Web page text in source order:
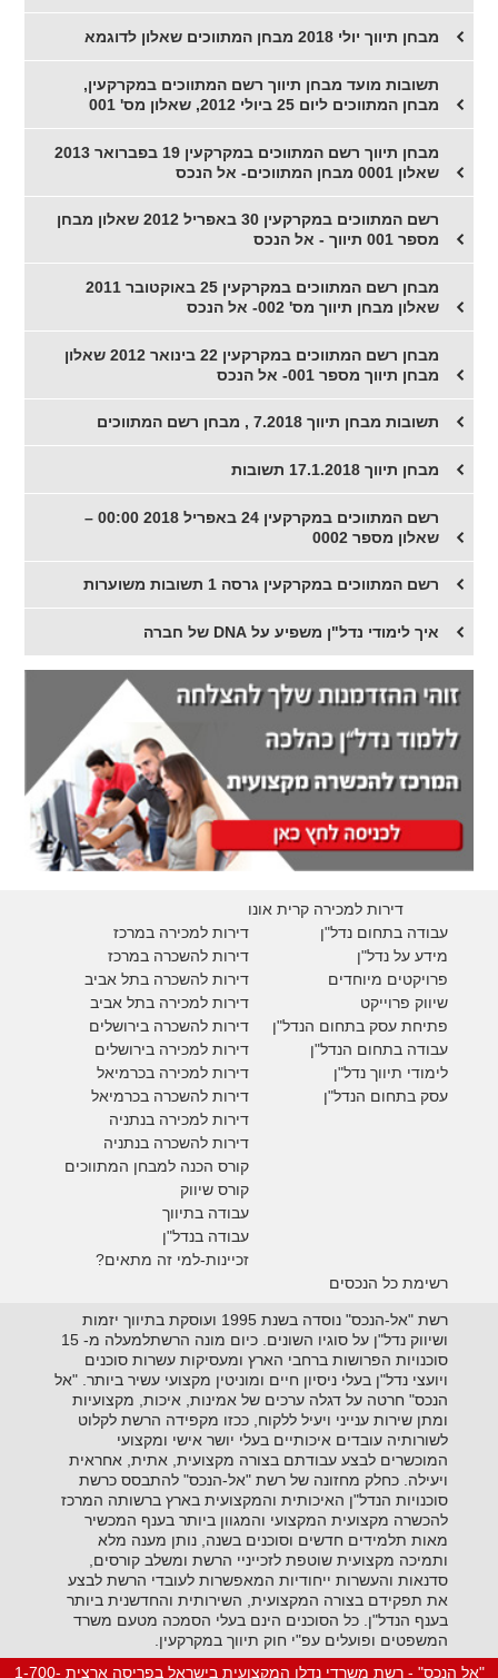
מבחן תיווך יולי 2018 מבחן המתווכים שאלון לדוגמא
תשובות מועד מבחן תיווך רשם המתווכים במקרקעין,
מבחן המתווכים ליום 25 ביולי 2012, שאלון מס' 001
מבחן תיווך רשם המתווכים במקרקעין 19 בפברואר 2013
שאלון 0001 מבחן המתווכים- אל הנכס
רשם המתווכים במקרקעין 30 באפריל 2012 שאלון מבחן
מספר 001 תיווך - אל הנכס
מבחן רשם המתווכים במקרקעין 25 באוקטובר 2011
שאלון מבחן תיווך מס' 002- אל הנכס
מבחן רשם המתווכים במקרקעין 22 בינואר 2012 שאלון
מבחן תיווך מספר 001- אל הנכס
תשובות מבחן תיווך 7.2018 , מבחן רשם המתווכים
מבחן תיווך 17.1.2018 תשובות
רשם המתווכים במקרקעין 24 באפריל 2018 00:00 –
שאלון מספר 0002
רשם המתווכים במקרקעין גרסה 1 תשובות משוערות
איך לימודי נדל"ן משפיע על DNA של חברה
דירות למכירה קרית אונו
דירות למכירה במרכז
דירות להשכרה במרכז
דירות להשכרה בתל אביב
דירות למכירה בתל אביב
דירות להשכרה בירושלים
דירות למכירה בירושלים
דירות למכירה בכרמיאל
דירות להשכרה בכרמיאל
דירות למכירה בנתניה
דירות להשכרה בנתניה
קורס הכנה למבחן המתווכים
קורס שיווק
עבודה בתיווך
עבודה בנדל"ן
זכיינות-למי זה מתאים?
עבודה בתחום נדל"ן
מידע על נדל"ן
פרויקטים מיוחדים
שיווק פרוייקט
פתיחת עסק בתחום הנדל"ן
עבודה בתחום הנדל"ן
לימודי תיווך נדל"ן
עסק בתחום הנדל"ן
רשימת כל הנכסים
רשת "אל-הנכס" נוסדה בשנת 1995 ועוסקת בתיווך יזמות
ושיווק נדל"ן על סוגיו השונים. כיום מונה הרשתלמעלה מ- 15
סוכנויות הפרושות ברחבי הארץ ומעסיקות עשרות סוכנים
ויועצי נדל"ן בעלי ניסיון חיים ומוניטין מקצועי עשיר ביותר. "אל
הנכס" חרטה על דגלה ערכים של אמינות, איכות, מקצועיות
ומתן שירות ענייני ויעיל ללקוח, ככזו מקפידה הרשת לקלוט
לשורותיה עובדים איכותיים בעלי יושר אישי ומקצועי
המוכשרים לבצע עבודתם בצורה מקצועית, אתית, אחראית
ויעילה. כחלק מחזונה של רשת "אל-הנכס" להתבסס כרשת
סוכנויות הנדל"ן האיכותית והמקצועית בארץ ברשותה המרכז
להכשרה מקצועית המקצועי והמגוון ביותר בענף המכשיר
מאות תלמידים חדשים וסוכנים בשנה, נותן מענה מלא
ותמיכה מקצועית שוטפת לזכייניי הרשת ומשלב קורסים,
סדנאות והעשרות ייחודיות המאפשרות לעובדי הרשת לבצע
את תפקידם בצורה המקצועית, השירותית והחדשנית ביותר
בענף הנדל"ן. כל הסוכנים הינם בעלי הסמכה מטעם משרד
המשפטים ופועלים עפ"י חוק תיווך במקרקעין.
"אל הנכס" - רשת משרדי נדלן המקצועית בישראל בפריסה ארצית 1-700-